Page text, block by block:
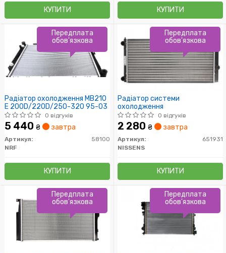
КУПИТИ КУПИТИ
Радіатор охолодження MB210
E 200D/220D/250-320 95-03
0 відгуків
5 440 ₴ завтра
Артикул:
58100
NRF
КУПИТИ
Передплата
обов'язкова
Радіатор системи
охолодження
0 відгуків
2 280 ₴ завтра
Артикул:
651931
NISSENS
КУПИТИ
Передплата
обов'язкова
Передплата
обов'язкова
Передплата
обов'язкова